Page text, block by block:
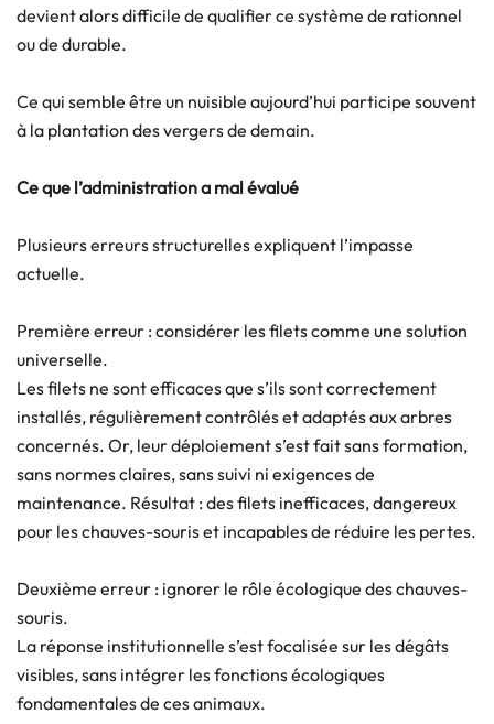
devient alors difficile de qualifier ce système de rationnel
ou de durable.
Ce qui semble être un nuisible aujourd’hui participe souvent
à la plantation des vergers de demain.
Ce que l’administration a mal évalué
Plusieurs erreurs structurelles expliquent l’impasse
actuelle.
Première erreur : considérer les filets comme une solution
universelle.
Les filets ne sont efficaces que s’ils sont correctement
installés, régulièrement contrôlés et adaptés aux arbres
concernés. Or, leur déploiement s’est fait sans formation,
sans normes claires, sans suivi ni exigences de
maintenance. Résultat : des filets inefficaces, dangereux
pour les chauves-souris et incapables de réduire les pertes.
Deuxième erreur : ignorer le rôle écologique des chauves-
souris.
La réponse institutionnelle s’est focalisée sur les dégâts
visibles, sans intégrer les fonctions écologiques
fondamentales de ces animaux.